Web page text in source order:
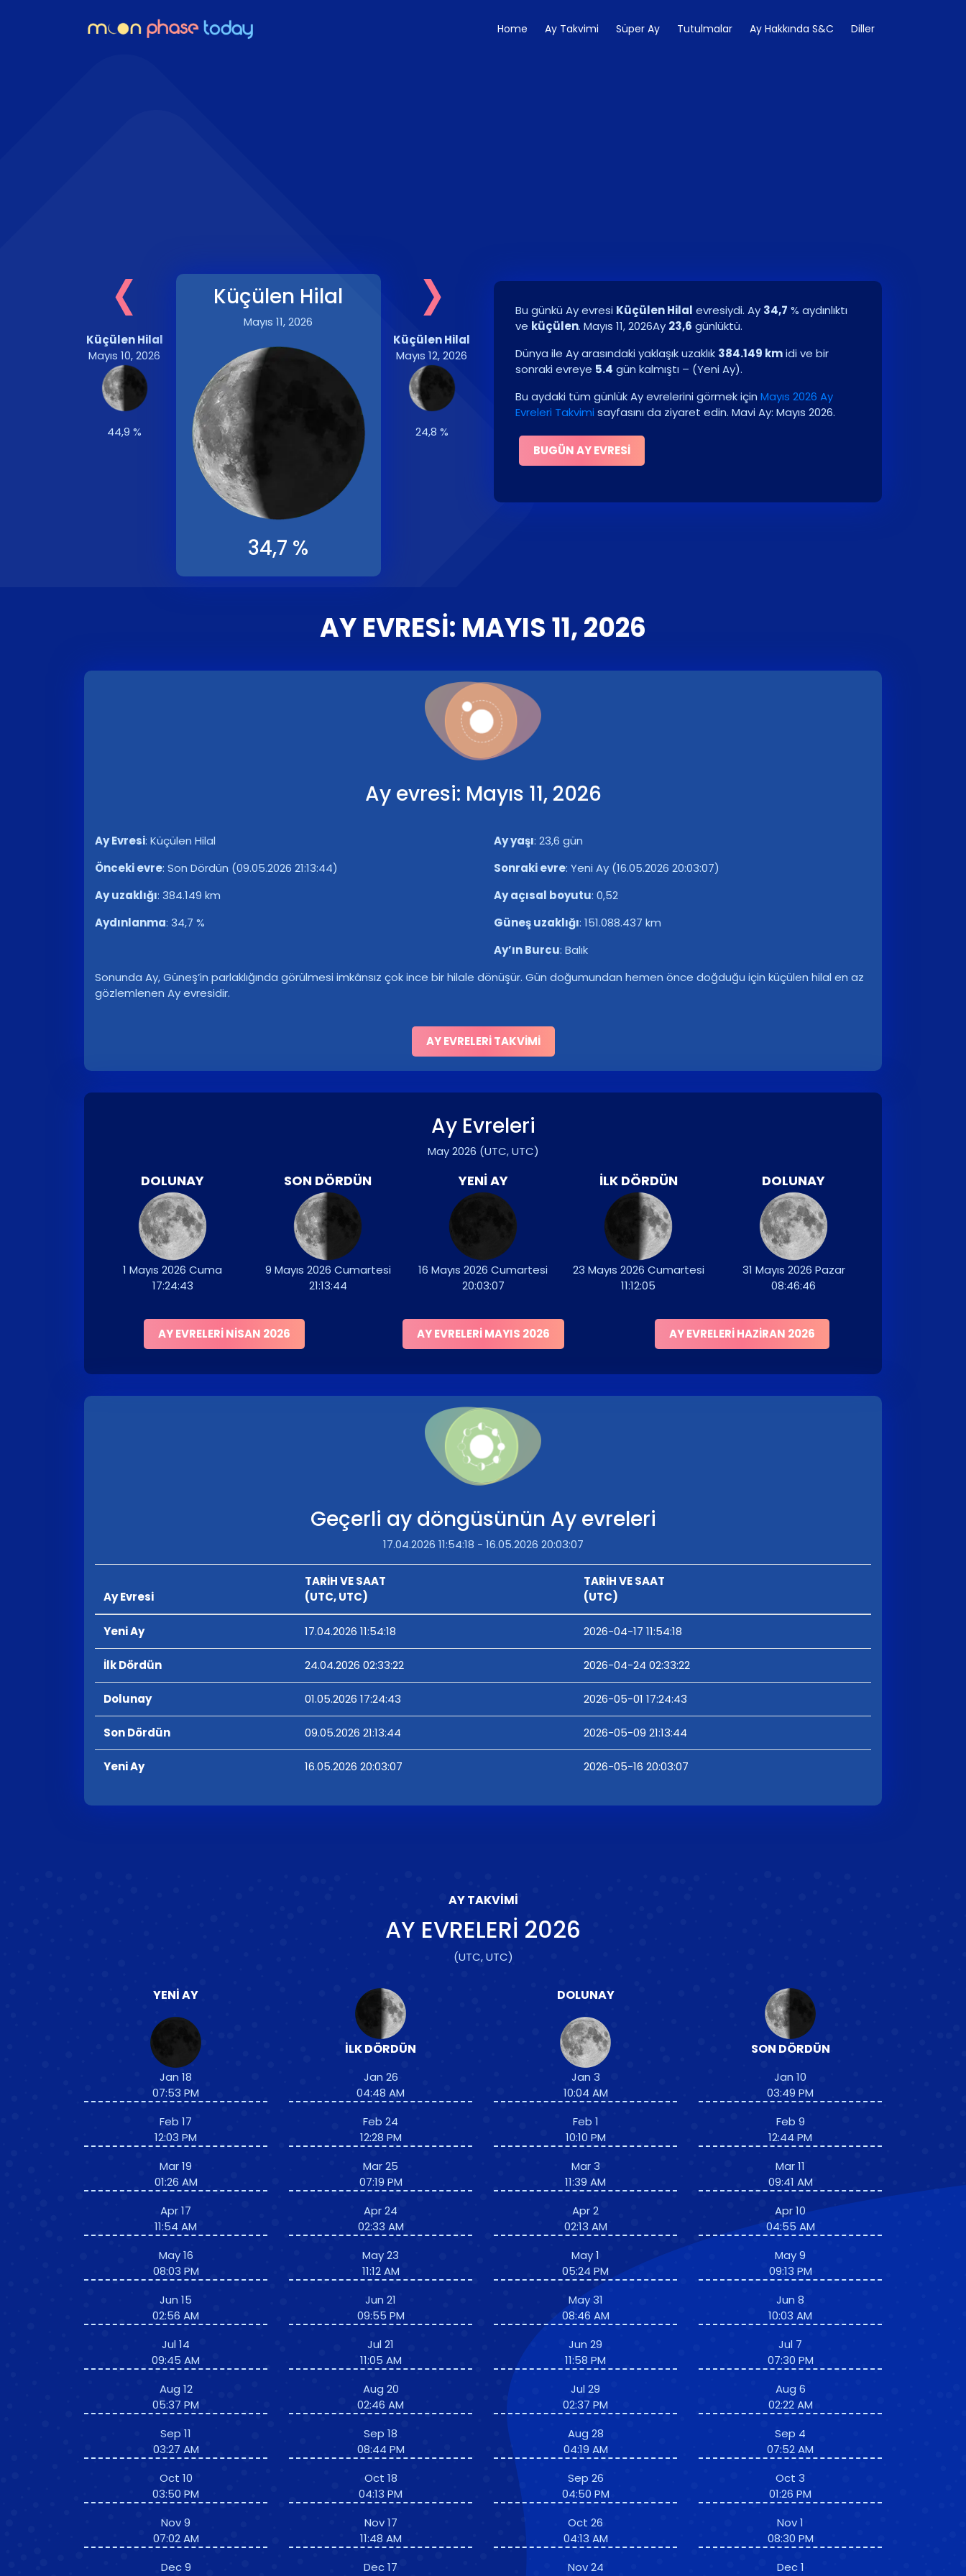
Home Ay Takvimi Süper Ay Tutulmalar Ay Hakkında S&C Diller
‹
Küçülen Hilal
Mayıs 10, 2026
44,9 %
Küçülen Hilal
Mayıs 11, 2026
34,7 %
›
Küçülen Hilal
Mayıs 12, 2026
24,8 %
Bu günkü Ay evresi Küçülen Hilal evresiydi. Ay 34,7 % aydınlıktı
ve küçülen. Mayıs 11, 2026Ay 23,6 günlüktü.
Dünya ile Ay arasındaki yaklaşık uzaklık 384.149 kmidi ve bir
sonraki evreye 5.4 gün kalmıştı – (Yeni Ay).
Bu aydaki tüm günlük Ay evrelerini görmek için Mayıs 2026 Ay
Evreleri Takvimi sayfasını da ziyaret edin. Mavi Ay: Mayıs 2026.
BUGÜN AY EVRESI
AY EVRESI: MAYIS 11, 2026
Ay evresi: Mayıs 11, 2026
Ay Evresi: Küçülen Hilal
Önceki evre: Son Dördün (09.05.2026 21:13:44)
Ay uzaklığı: 384.149 km
Aydınlanma: 34,7 %
Ay yaşı: 23,6 gün
Sonraki evre: Yeni Ay (16.05.2026 20:03:07)
Ay açısal boyutu: 0,52
Güneş uzaklığı: 151.088.437 km
Ay’ın Burcu: Balık
Sonunda Ay, Güneş’in parlaklığında görülmesi imkânsız çok ince bir hilale dönüşür. Gün doğumundan hemen önce doğduğu için küçülen hilal en az
gözlemlenen Ay evresidir.
AY EVRELERI TAKVIMI
Ay Evreleri
May 2026 (UTC, UTC)
DOLUNAY
1 Mayıs 2026 Cuma
17:24:43
SON DÖRDÜN
9 Mayıs 2026 Cumartesi
21:13:44
YENI AY
16 Mayıs 2026 Cumartesi
20:03:07
İLK DÖRDÜN
23 Mayıs 2026 Cumartesi
11:12:05
DOLUNAY
31 Mayıs 2026 Pazar
08:46:46
AY EVRELERI NISAN 2026 AY EVRELERI MAYIS 2026 AY EVRELERI HAZIRAN 2026
Geçerli ay döngüsünün Ay evreleri
17.04.2026 11:54:18 - 16.05.2026 20:03:07
Ay Evresi
TARİH VE SAAT
(UTC, UTC)
TARİH VE SAAT
(UTC)
Yeni Ay 17.04.2026 11:54:18 2026-04-17 11:54:18
İlk Dördün 24.04.2026 02:33:22 2026-04-24 02:33:22
Dolunay 01.05.2026 17:24:43 2026-05-01 17:24:43
Son Dördün 09.05.2026 21:13:44 2026-05-09 21:13:44
Yeni Ay 16.05.2026 20:03:07 2026-05-16 20:03:07
AY TAKVIMI
AY EVRELERI 2026
(UTC, UTC)
YENI AY
Jan 18
07:53 PM
Feb 17
12:03 PM
Mar 19
01:26 AM
Apr 17
11:54 AM
May 16
08:03 PM
Jun 15
02:56 AM
Jul 14
09:45 AM
Aug 12
05:37 PM
Sep 11
03:27 AM
Oct 10
03:50 PM
Nov 9
07:02 AM
Dec 9
İLK DÖRDÜN
Jan 26
04:48 AM
Feb 24
12:28 PM
Mar 25
07:19 PM
Apr 24
02:33 AM
May 23
11:12 AM
Jun 21
09:55 PM
Jul 21
11:05 AM
Aug 20
02:46 AM
Sep 18
08:44 PM
Oct 18
04:13 PM
Nov 17
11:48 AM
Dec 17
DOLUNAY
Jan 3
10:04 AM
Feb 1
10:10 PM
Mar 3
11:39 AM
Apr 2
02:13 AM
May 1
05:24 PM
May 31
08:46 AM
Jun 29
11:58 PM
Jul 29
02:37 PM
Aug 28
04:19 AM
Sep 26
04:50 PM
Oct 26
04:13 AM
Nov 24
SON DÖRDÜN
Jan 10
03:49 PM
Feb 9
12:44 PM
Mar 11
09:41 AM
Apr 10
04:55 AM
May 9
09:13 PM
Jun 8
10:03 AM
Jul 7
07:30 PM
Aug 6
02:22 AM
Sep 4
07:52 AM
Oct 3
01:26 PM
Nov 1
08:30 PM
Dec 1